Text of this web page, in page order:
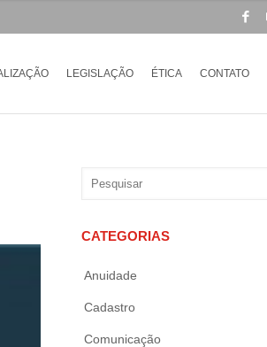
LEGISLAÇÃO ÉTICA CONTATO
CATEGORIAS
Anuidade
Cadastro
Comunicação